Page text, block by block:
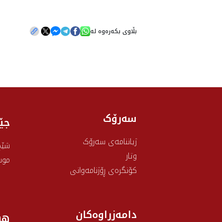
بڵاوی بکەرەوە لە
سەرۆک
ژیاننامەی سەرۆک
وتار
کۆنگرەی ڕۆژنامەوانی
دامەزراوەکان